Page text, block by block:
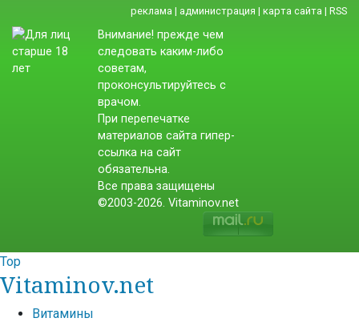
реклама | администрация | карта сайта | RSS
Внимание! прежде чем
следовать каким-либо
советам,
проконсультируйтесь с
врачом.
При перепечатке
материалов сайта гипер-
ссылка на сайт
обязательна.
Все права защищены
©2003-2026. Vitaminov.net
Top
Vitaminov.net
Витамины